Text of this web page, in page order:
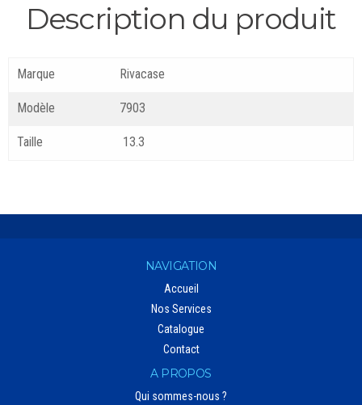
Description du produit
Marque Rivacase
Modèle 7903
Taille 13.3
NAVIGATION
Accueil
Nos Services
Catalogue
Contact
A PROPOS
Qui sommes-nous ?